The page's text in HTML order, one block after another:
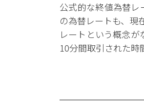
公式的な終値為替レ
の為替レートも、現
レートという概念
10分間取引された時